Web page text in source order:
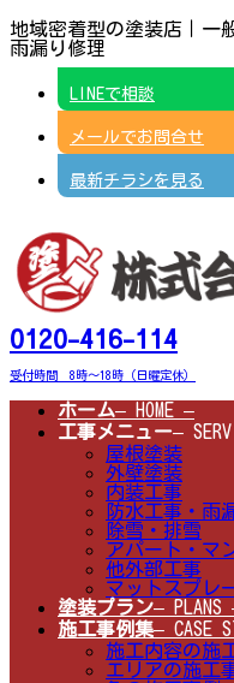
コ
ン
ナ
ビ
地域密着型の塗装店｜一
雨漏り修理
LINEで相談
メールでお問合せ
最新チラシを見る
0120-416-114
受付時間 8時～18時（日曜定休）
ホーム– HOME –
工事メニュー–
屋根塗装
外壁塗装
内装工事
防水工事・雨
除雪・排雪
アパート・マ
他外部工事
マットスプレ
塗装プラン– PLANS
施工事例集– CASE
施工内容の施
エリアの施工